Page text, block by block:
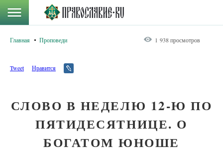
Главная Проповеди 1 938 просмотров
Tweet Нравится
СЛОВО В НЕДЕЛЮ 12-Ю ПО
ПЯТИДЕСЯТНИЦЕ. О
БОГАТОМ ЮНОШЕ